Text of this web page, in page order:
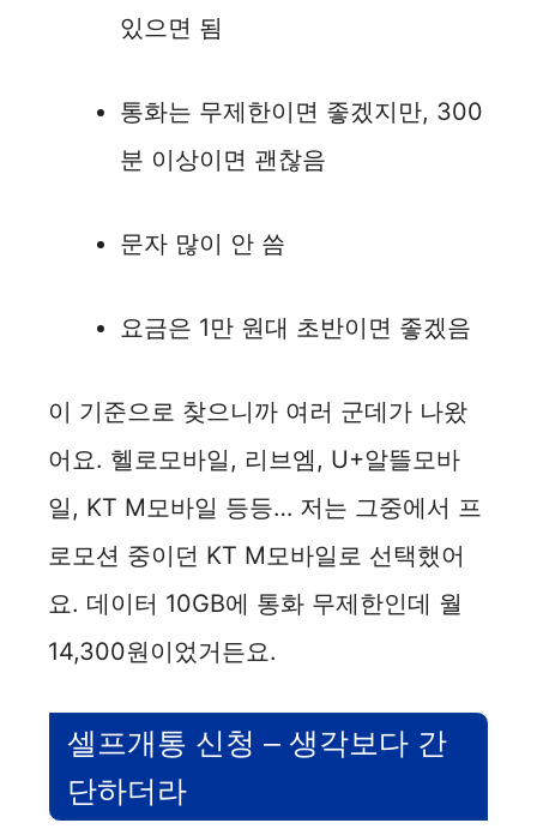
있으면 됨
통화는 무제한이면 좋겠지만, 300
분 이상이면 괜찮음
문자 많이 안 씀
요금은 1만 원대 초반이면 좋겠음
이 기준으로 찾으니까 여러 군데가 나왔
어요. 헬로모바일, 리브엠, U+알뜰모바
일, KT M모바일 등등… 저는 그중에서 프
로모션 중이던 KT M모바일로 선택했어
요. 데이터 10GB에 통화 무제한인데 월
14,300원이었거든요.
셀프개통 신청 – 생각보다 간
단하더라